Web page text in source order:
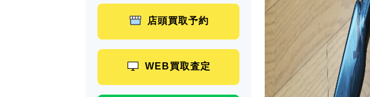
店頭買取予約
WEB買取査定